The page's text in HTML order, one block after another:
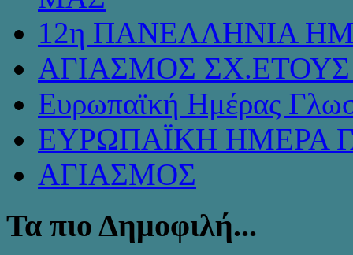
12η ΠΑΝΕΛΛΗΝΙΑ
ΑΓΙΑΣΜΟΣ ΣΧ.ΕΤΟΥΣ
Ευρωπαϊκή Ημέρας
ΕΥΡΩΠΑΪΚΗ ΗΜΕΡΑ
ΑΓΙΑΣΜΟΣ
Τα πιο Δημοφιλή...